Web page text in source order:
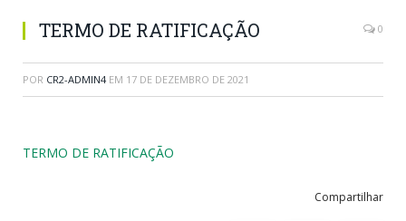
TERMO DE RATIFICAÇÃO 0
POR CR2-ADMIN4 EM 17 DE DEZEMBRO DE 2021
TERMO DE RATIFICAÇÃO
Compartilhar